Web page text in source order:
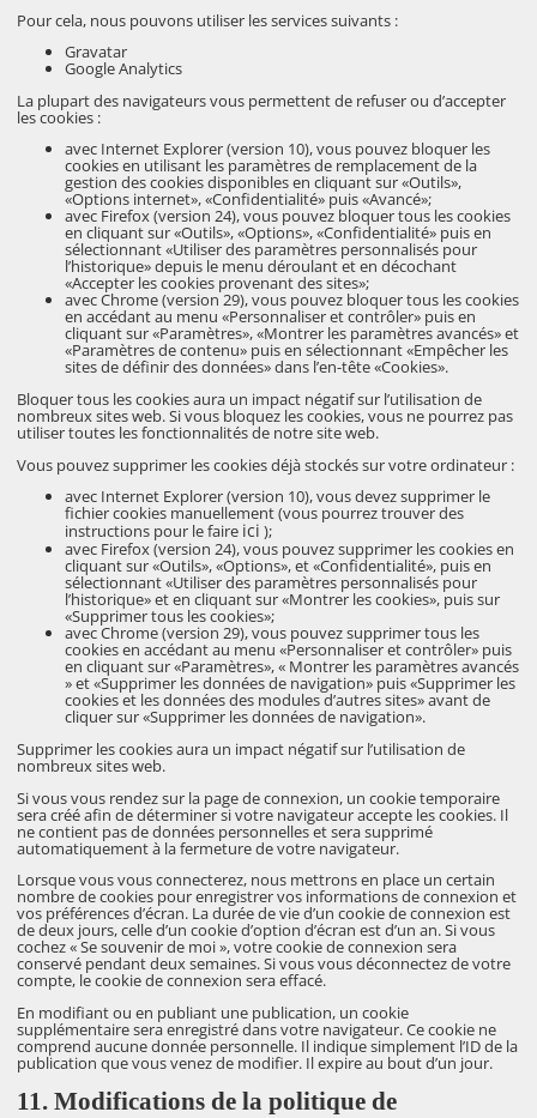
Pour cela, nous pouvons utiliser les services suivants :
Gravatar
Google Analytics
La plupart des navigateurs vous permettent de refuser ou d’accepter
les cookies :
avec Internet Explorer (version 10), vous pouvez bloquer les
cookies en utilisant les paramètres de remplacement de la
gestion des cookies disponibles en cliquant sur «Outils»,
«Options internet», «Confidentialité» puis «Avancé»;
avec Firefox (version 24), vous pouvez bloquer tous les cookies
en cliquant sur «Outils», «Options», «Confidentialité» puis en
sélectionnant «Utiliser des paramètres personnalisés pour
l’historique» depuis le menu déroulant et en décochant
«Accepter les cookies provenant des sites»;
avec Chrome (version 29), vous pouvez bloquer tous les cookies
en accédant au menu «Personnaliser et contrôler» puis en
cliquant sur «Paramètres», «Montrer les paramètres avancés» et
«Paramètres de contenu» puis en sélectionnant «Empêcher les
sites de définir des données» dans l’en-tête «Cookies».
Bloquer tous les cookies aura un impact négatif sur l’utilisation de
nombreux sites web. Si vous bloquez les cookies, vous ne pourrez pas
utiliser toutes les fonctionnalités de notre site web.
Vous pouvez supprimer les cookies déjà stockés sur votre ordinateur :
avec Internet Explorer (version 10), vous devez supprimer le
fichier cookies manuellement (vous pourrez trouver des
instructions pour le faire ici );
avec Firefox (version 24), vous pouvez supprimer les cookies en
cliquant sur «Outils», «Options», et «Confidentialité», puis en
sélectionnant «Utiliser des paramètres personnalisés pour
l’historique» et en cliquant sur «Montrer les cookies», puis sur
«Supprimer tous les cookies»;
avec Chrome (version 29), vous pouvez supprimer tous les
cookies en accédant au menu «Personnaliser et contrôler» puis
en cliquant sur «Paramètres», « Montrer les paramètres avancés
» et «Supprimer les données de navigation» puis «Supprimer les
cookies et les données des modules d’autres sites» avant de
cliquer sur «Supprimer les données de navigation».
Supprimer les cookies aura un impact négatif sur l’utilisation de
nombreux sites web.
Si vous vous rendez sur la page de connexion, un cookie temporaire
sera créé afin de déterminer si votre navigateur accepte les cookies. Il
ne contient pas de données personnelles et sera supprimé
automatiquement à la fermeture de votre navigateur.
Lorsque vous vous connecterez, nous mettrons en place un certain
nombre de cookies pour enregistrer vos informations de connexion et
vos préférences d’écran. La durée de vie d’un cookie de connexion est
de deux jours, celle d’un cookie d’option d’écran est d’un an. Si vous
cochez « Se souvenir de moi », votre cookie de connexion sera
conservé pendant deux semaines. Si vous vous déconnectez de votre
compte, le cookie de connexion sera effacé.
En modifiant ou en publiant une publication, un cookie
supplémentaire sera enregistré dans votre navigateur. Ce cookie ne
comprend aucune donnée personnelle. Il indique simplement l’ID de la
publication que vous venez de modifier. Il expire au bout d’un jour.
11. Modifications de la politique de